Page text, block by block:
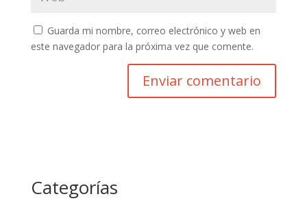
Guarda mi nombre, correo electrónico y web en
este navegador para la próxima vez que comente.
Categorías